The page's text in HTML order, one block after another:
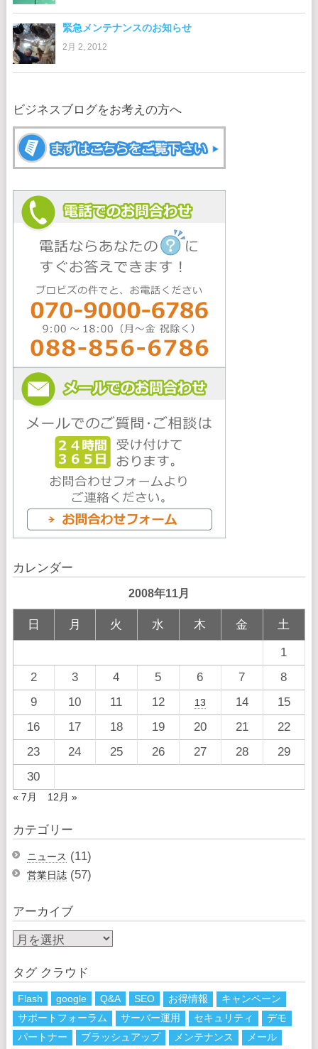
緊急メンテナンスのお知らせ
2月 2, 2012
ビジネスブログをお考えの方へ
カレンダー
2008年11月
日 月 火 水 木 金 土
1
2
3 4 5 6 7
8
9
10 11 12 13 14
15
16
17 18 19 20 21
22
23
24 25 26 27 28
29
30
« 7月 12月 »
カテゴリー
ニュース (11)
営業日誌(57)
アーカイブ
タグ クラウド
Flash google Q&A SEO お得情報
キャンペーン
サポートフォーラム
サーバー運用 セキュリティ
デモ
パートナー
ブラッシュアップ メンテナンス
メール